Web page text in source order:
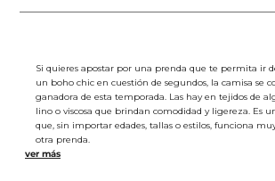
Si quieres apostar por una prenda que te permita ir
un boho chic en cuestión de segundos, la camisa se
ganadora de esta temporada. Las hay en tejidos de
lino o viscosa que brindan comodidad y ligereza. Es
que, sin importar edades, tallas o estilos, funciona
otra prenda.